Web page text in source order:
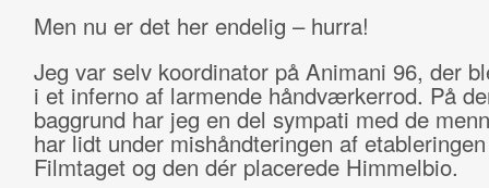
Men nu er det her endelig – hurra!
Jeg var selv koordinator på Animani 96, der
i et inferno af larmende håndværkerrod. På
baggrund har jeg en del sympati med de
har lidt under mishåndteringen af
Filmtaget og den dér placerede Himmelbio.